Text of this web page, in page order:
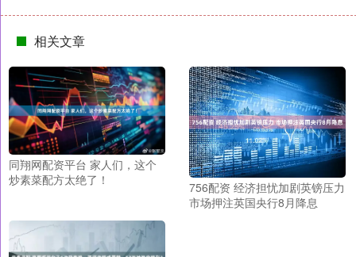
相关文章
同翔网配资平台 家人们，这个
炒素菜配方太绝了！
756配资 经济担忧加剧英镑压力
市场押注英国央行8月降息